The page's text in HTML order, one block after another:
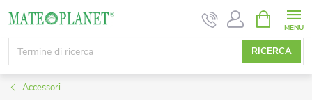
contenuto
RICERCA
DELLA
SPESA
Accessori